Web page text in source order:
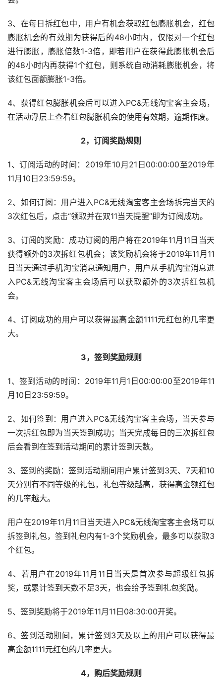
3、在每日拆红包中，用户有机会获取红包膨胀机会，红包
膨胀机会的有效期为获得后的48小时内，仅限对一个红包
进行膨胀，膨胀倍数1-3倍，即若用户在获得此膨胀机会后
的48小时内再获得1个红包，则系统自动消耗膨胀机会，将
该红包面额膨胀1-3倍。
4、获得红包膨胀机会后可以进入PC&无线淘宝客主会场，
在活动浮层上查看红包膨胀机会的使用有效期，逾期作废。
2，订阅奖励规则
1、订阅活动的时间：2019年10月21日00:00:00至2019年
11月10日23:59:59。
2、如何订阅：用户进入PC&无线淘宝客主会场拆完当天的
3次红包后，点击“领取并在双11当天提醒”即为订阅成功。
3、订阅的奖励：成功订阅的用户将在2019年11月11日当天
获得额外的3次拆红包机会；该奖励机会将于2019年11月11
日当天通过手机淘宝消息通知用户，用户从手机淘宝消息进
入PC&无线淘宝客主会场后可以获取额外的3次拆红包机
会。
4、订阅成功的用户可以获得最高金额1111元红包的几率更
大。
3，签到奖励规则
1、签到活动的时间：2019年11月1日00:00:00至2019年11
月10日23:59:59。
2、如何签到：用户进入PC&无线淘宝客主会场，当天参与
一次拆红包即为当天签到成功；当天完成每日的三次拆红包
后会看到在签到活动期间的累计签到天数。
3、签到的奖励：签到活动期间用户累计签到3天、7天和10
天分别有不同等级的礼包，礼包等级越高，获得高金额红包
的几率越大。
用户在2019年11月11日当天进入PC&无线淘宝客主会场可以
拆签到礼包，签到礼包内有1-3个奖励机会，最多可以获取3
个红包。
4、若用户在2019年11月11日当天是首次参与超级红包拆
奖，或累计签到天数不足3天，也会给予签到礼包奖励。
5、签到奖励将于2019年11月11日08:30:00开奖。
6、签到活动期间，累计签到3天及以上的用户可以获得最
高金额1111元红包的几率更大。
4，购后奖励规则